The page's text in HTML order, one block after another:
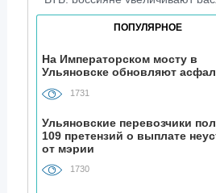
на спорт и здоровый образ
07.08, 17:35
В Чердаклинском районе в ДТП
попал 14-летний подросток
07.08, 17:00
«Ульяновскэнерго» передали
управление нового лидера из
ПОПУЛЯРНОЕ
На Императорском мосту в
Ульяновске обновляют
1731
Ульяновские перевозчики
109 претензий о выплате
от мэрии
1730